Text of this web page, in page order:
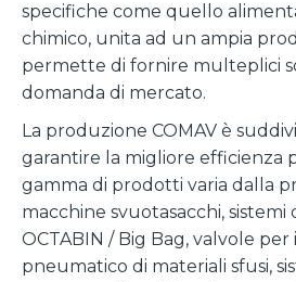
specifiche come quello
chimico, unita ad un ampia
permette di fornire multeplici
domanda di mercato.
La produzione COMAV è
garantire la migliore efficienza
gamma di prodotti varia dalla
macchine svuotasacchi, sistemi
OCTABIN / Big Bag, valvole
pneumatico di materiali sfusi,